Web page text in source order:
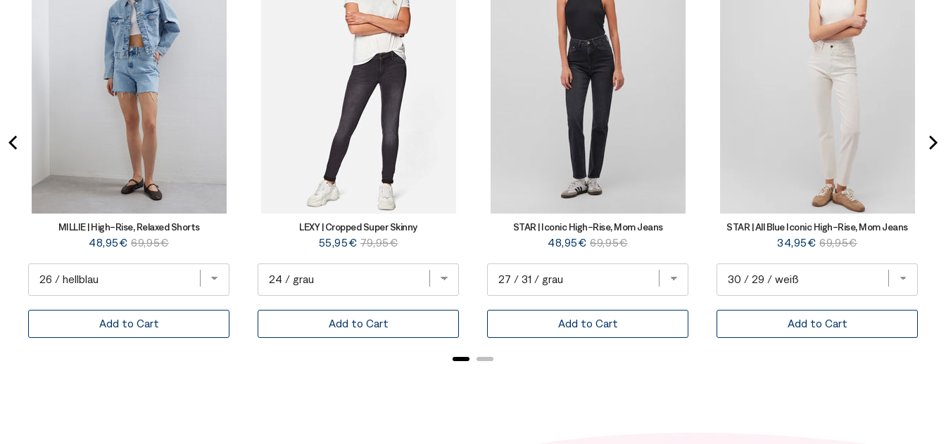
MILLIE | High-Rise, Relaxed Shorts
Sale
48,95€ Original
69,95€
Add to Cart
LEXY | Cropped Super Skinny
Sale
55,95€ Original
79,95€
Add to Cart
STAR | Iconic High-Rise, Mom Jeans
Sale
48,95€ Original
69,95€
Add to Cart
STAR | All Blue Iconic High-Rise, Mom Jeans
Sale
34,95€ Original
69,95€
Add to Cart